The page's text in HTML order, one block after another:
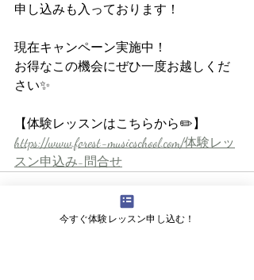
申し込みも入っております！
現在キャンペーン実施中！
お得なこの機会にぜひ一度お越しくだ
さい✨
【体験レッスンはこちらから✏️】
https://www.forest-musicschool.com/体験レッ
スン申込み-問合せ
今すぐ体験レッスン申し込む！